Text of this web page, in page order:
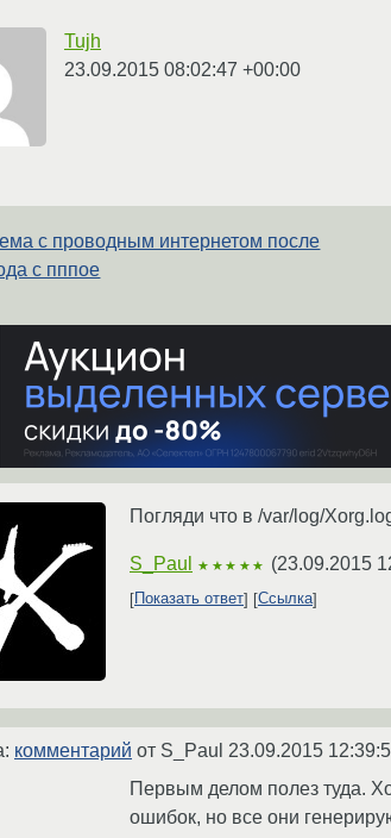
Tujh
23.09.2015 08:02:47 +00:00
с проводным интернетом после
с пппое
Погляди что в /var/log/
S_Paul ★★★★★ (23.09.2015
Показать ответ Ссылка
комментарий от S_Paul 23.09.2015
Первым делом полез туда.
ошибок, но все они